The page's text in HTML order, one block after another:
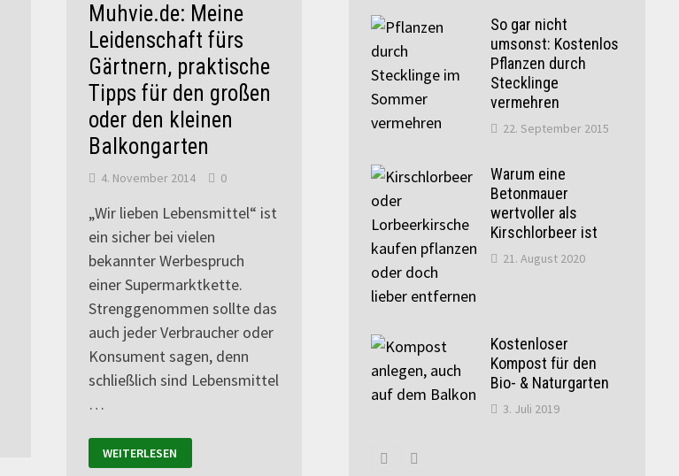
Muhvie.de: Meine
Leidenschaft fürs
Gärtnern, praktische
Tipps für den großen
oder den kleinen
Balkongarten
4. November 2014 0
„Wir lieben Lebensmittel“ ist
ein sicher bei vielen
bekannter Werbespruch
einer Supermarktkette.
Strenggenommen sollte das
auch jeder Verbraucher oder
Konsument sagen, denn
schließlich sind Lebensmittel
…
WEITERLESEN
So gar nicht
umsonst: Kostenlos
Pflanzen durch
Stecklinge
vermehren
22. September 2015
Warum eine
Betonmauer
wertvoller als
Kirschlorbeer ist
21. August 2020
Kostenloser
Kompost für den
Bio- & Naturgarten
3. Juli 2019